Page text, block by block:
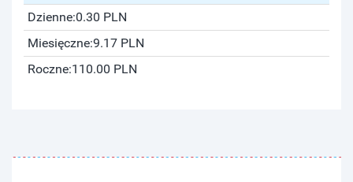
Dzienne:0.30 PLN
Miesięczne:9.17 PLN
Roczne:110.00 PLN